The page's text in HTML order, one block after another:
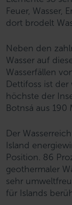
Feuer, Wasser,
dort brodelt
Neben den
Wasser auf
Wasserfällen
Dettifoss ist der
höchste der
Botnsá aus
Der
Island
Position. 86
geothermaler
sehr
für Islands